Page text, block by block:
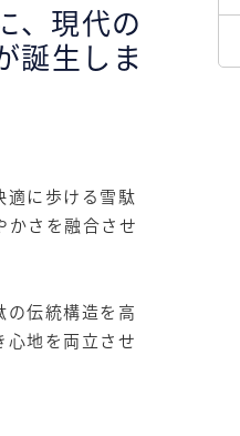
、現代の
誕生しま
適に歩ける雪駄
さを融合させ
伝統構造を高
地を両立させ